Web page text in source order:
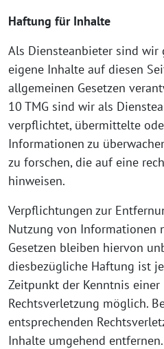
Haftung für Inhalte
Als Diensteanbieter sind wir
eigene Inhalte auf diesen
allgemeinen Gesetzen
10 TMG sind wir als
verpflichtet, übermittelte
Informationen zu
zu forschen, die auf eine
hinweisen.
Verpflichtungen zur
Nutzung von Informationen
Gesetzen bleiben hiervon
diesbezügliche Haftung ist
Zeitpunkt der Kenntnis einer
Rechtsverletzung möglich.
entsprechenden
Inhalte umgehend entfernen.